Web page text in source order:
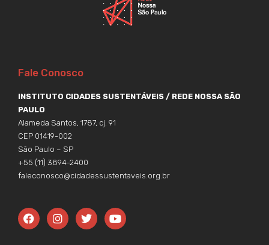
Fale Conosco
INSTITUTO CIDADES SUSTENTÁVEIS / REDE NOSSA SÃO
PAULO
Alameda Santos, 1787, cj. 91
CEP 01419-002
São Paulo – SP
+55 (11) 3894-2400
faleconosco@cidadessustentaveis.org.br
F
a
I
n
T
w
Y
o